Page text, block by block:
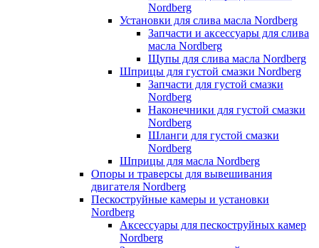
Nordberg
Установки для слива масла Nordberg
Запчасти и аксессуары для слива
масла Nordberg
Щупы для слива масла Nordberg
Шприцы для густой смазки Nordberg
Запчасти для густой смазки
Nordberg
Наконечники для густой смазки
Nordberg
Шланги для густой смазки
Nordberg
Шприцы для масла Nordberg
Опоры и траверсы для вывешивания
двигателя Nordberg
Пескоструйные камеры и установки
Nordberg
Аксессуары для пескоструйных камер
Nordberg